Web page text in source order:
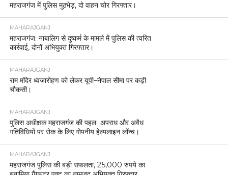
महराजगंज में पुलिस मुठभेड़, दो वाहन चोर गिरफ्तार।
MAHARAJGANJ
महराजगंज: नाबालिग से दुष्कर्म के मामले में पुलिस की त्वरित
कार्रवाई, दोनों अभियुक्त गिरफ्तार।
MAHARAJGANJ
राम मंदिर ध्वजारोहण को लेकर यूपी–नेपाल सीमा पर कड़ी
चौकसी।
MAHARAJGANJ
पुलिस अधीक्षक महराजगंज की पहल अपराध और अवैध
गतिविधियों पर रोक के लिए गोपनीय हेल्पलाइन लॉन्च।
MAHARAJGANJ
महराजगंज पुलिस की बड़ी सफलता, 25,000 रुपये का